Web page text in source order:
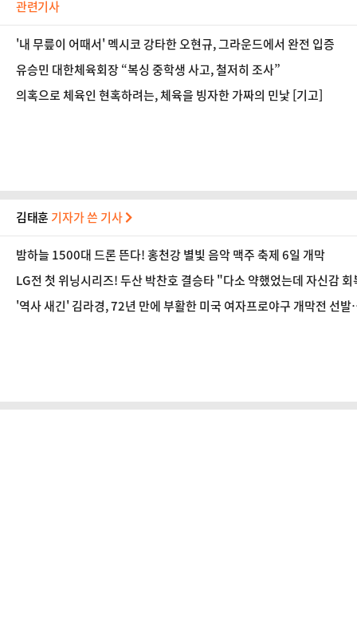
관련기사
'내 무릎이 어때서' 멕시코 강타한 오현규, 그라운드에서 완전 입증
유승민 대한체육회장 “복싱 중학생 사고, 철저히 조사”
의혹으로 체육인 현혹하려는, 체육을 빙자한 가짜의 민낯 [기고]
김태훈 기자가 쓴 기사
밤하늘 1500대 드론 뜬다! 홍천강 별빛 음악 맥주 축제 6일 개막
LG전 첫 위닝시리즈! 두산 박찬호 결승타 "다소 약했었는데 자신감
'역사 새긴' 김라경, 72년 만에 부활한 미국 여자프로야구 개막전 선